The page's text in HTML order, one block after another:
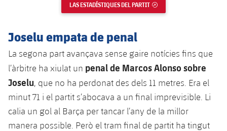
Palmarès
Actualitat
Masculí
Femení
Agenda
Bàsquet en cadira de rodes
Actualitat
Jugadors
Calendari
Resultats
Hockey gel
plusicon
Actualitat
Jugadors
Calendari
Hoquei herba
Notícies
Hockey Herba Masculí
Patinatge artístic
plusicon
més
Actualitat
Escola de Patinatge
LAS ESTADÍSTIQUES DEL PARTIT
Joselu empata de penal
La segona part avançava sense gaire notícies fins que
l’àrbitre ha xiulat un penal de Marcos Alonso sobre
Joselu, que no ha perdonat des dels 11 metres. Era el
minut 71 i el partit s’abocava a un final imprevisible. Li
calia un gol al Barça per tancar l’any de la millor
manera possible. Però el tram final de partit ha tingut